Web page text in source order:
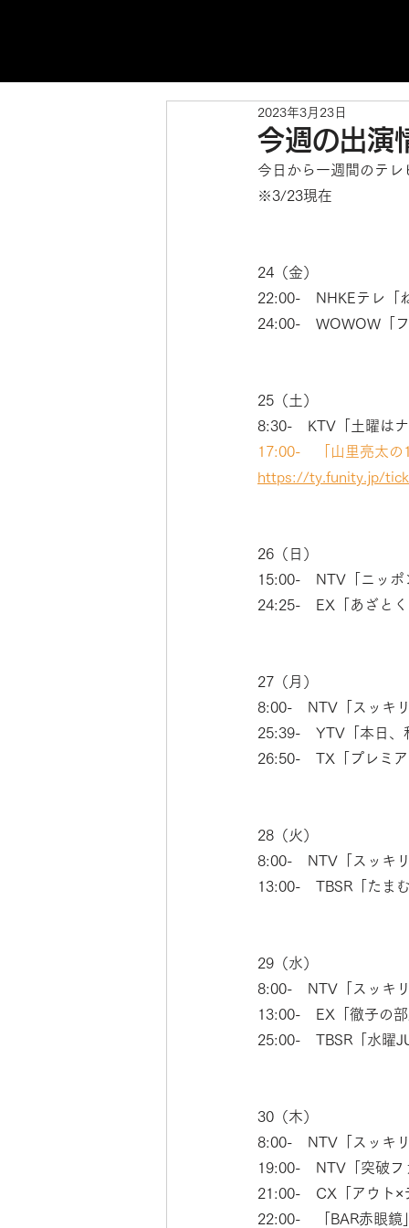
今週の出演
2023年3月23日
今日から一週間のテ
※3/23現在
24（金）
22:00-　NHKEテレ「
24:00-　WOWOW「
25（土）
8:30-　KTV「土曜は
17:00-　「山里亮太の
https://ty.funity.jp/
26（日）
15:00-　NTV「ニッポ
24:25-　EX「あざと
27（月）
8:00-　NTV「スッキ
25:39-　YTV「本日
26:50-　TX「プレミ
28（火）
8:00-　NTV「スッキ
13:00-　TBSR「たま
29（水）
8:00-　NTV「スッキ
13:00-　EX「徹子の
25:00-　TBSR「水曜
30（木）
8:00-　NTV「スッ
19:00-　NTV「突破フ
21:00-　CX「アウト×
22:00-　「BAR赤眼鏡